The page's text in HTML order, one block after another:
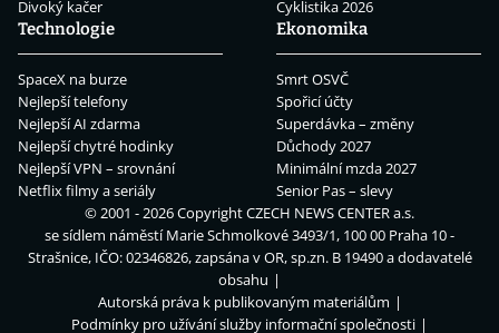
Divoký kačer
Cyklistika 2026
Technologie
SpaceX na burze
Nejlepší telefony
Nejlepší AI zdarma
Nejlepší chytré hodinky
Nejlepší VPN – srovnání
Netflix filmy a seriály
Ekonomika
Smrt OSVČ
Spořicí účty
Superdávka – změny
Důchody 2027
Minimální mzda 2027
Senior Pas – slevy
© 2001 - 2026 CopyrightCZECH NEWS CENTER a.s.
se sídlem náměstí Marie Schmolkové 3493/1, 100 00 Praha 10 -
Strašnice, IČO: 02346826, zapsána v OR, sp.zn. B 19490 a dodavatelé
obsahu
Autorská práva k publikovaným materiálům
Podmínky pro užívání služby informační společnosti